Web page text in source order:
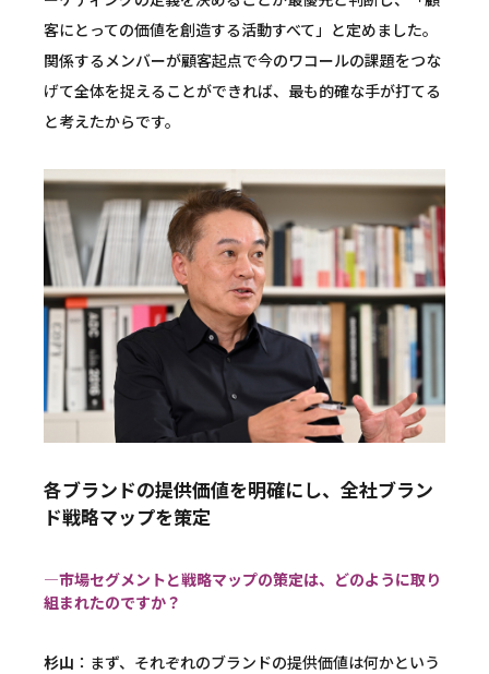
客にとっての価値を創造する活動すべて」と定めました。
関係するメンバーが顧客起点で今のワコールの課題をつな
げて全体を捉えることができれば、最も的確な手が打てる
と考えたからです。
各ブランドの提供価値を明確にし、全社ブラン
ド戦略マップを策定
―市場セグメントと戦略マップの策定は、どのように取り
組まれたのですか？
杉山 ：まず、それぞれのブランドの提供価値は何かという